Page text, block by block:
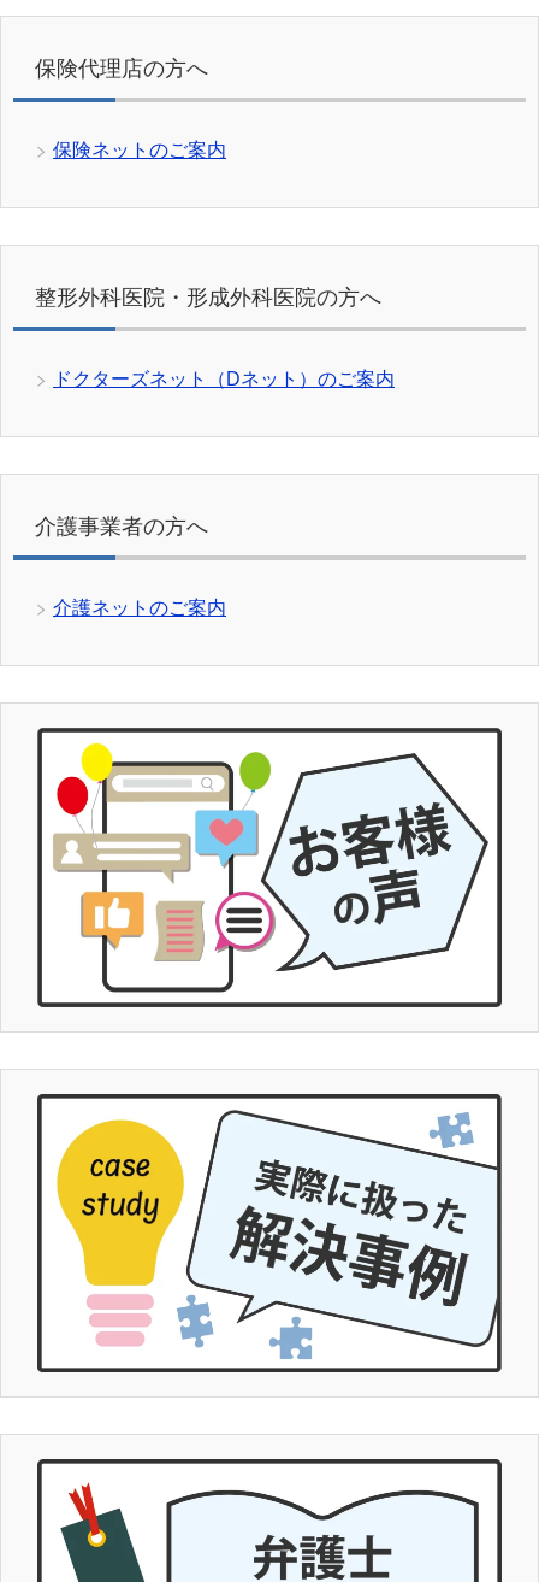
保険代理店の方へ
保険ネットのご案内
整形外科医院・形成外科医院の方へ
ドクターズネット（Dネット）のご案内
介護事業者の方へ
介護ネットのご案内